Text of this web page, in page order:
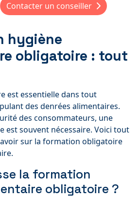
Contacter un conseiller
hygiène
obligatoire : tout
est essentielle dans tout
des denrées alimentaires.
des consommateurs, une
est souvent nécessaire. Voici tout
sur la formation obligatoire
la formation
obligatoire ?